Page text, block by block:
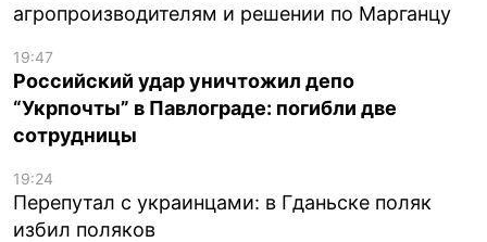
агропроизводителям и решении по Марганцу
19:47
Российский удар уничтожил депо
“Укрпочты” в Павлограде: погибли две
сотрудницы
19:24
Перепутал с украинцами: в Гданьске поляк
избил поляков